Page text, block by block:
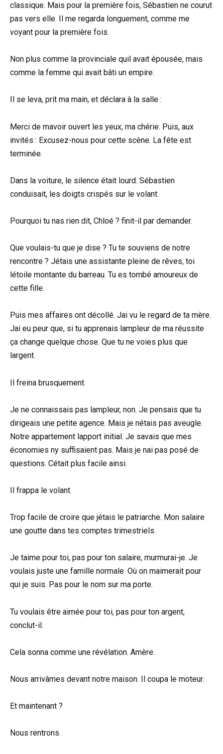
classique. Mais pour la première fois, Sébastien ne courut
pas vers elle. Il me regarda longuement, comme me
voyant pour la première fois.
Non plus comme la provinciale quil avait épousée, mais
comme la femme qui avait bâti un empire.
Il se leva, prit ma main, et déclara à la salle :
Merci de mavoir ouvert les yeux, ma chérie. Puis, aux
invités : Excusez-nous pour cette scène. La fête est
terminée.
Dans la voiture, le silence était lourd. Sébastien
conduisait, les doigts crispés sur le volant.
Pourquoi tu nas rien dit, Chloé ? finit-il par demander.
Que voulais-tu que je dise ? Tu te souviens de notre
rencontre ? Jétais une assistante pleine de rêves, toi
létoile montante du barreau. Tu es tombé amoureux de
cette fille.
Puis mes affaires ont décollé. Jai vu le regard de ta mère.
Jai eu peur que, si tu apprenais lampleur de ma réussite
ça change quelque chose. Que tu ne voies plus que
largent.
Il freina brusquement.
Je ne connaissais pas lampleur, non. Je pensais que tu
dirigeais une petite agence. Mais je nétais pas aveugle.
Notre appartement lapport initial. Je savais que mes
économies ny suffisaient pas. Mais je nai pas posé de
questions. Cétait plus facile ainsi.
Il frappa le volant.
Trop facile de croire que jétais le patriarche. Mon salaire
une goutte dans tes comptes trimestriels.
Je taime pour toi, pas pour ton salaire, murmurai-je. Je
voulais juste une famille normale. Où on maimerait pour
qui je suis. Pas pour le nom sur ma porte.
Tu voulais être aimée pour toi, pas pour ton argent,
conclut-il.
Cela sonna comme une révélation. Amère.
Nous arrivâmes devant notre maison. Il coupa le moteur.
Et maintenant ?
Nous rentrons.